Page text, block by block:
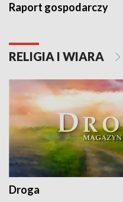
Raport gospodarczy
RELIGIA I WIARA
Droga